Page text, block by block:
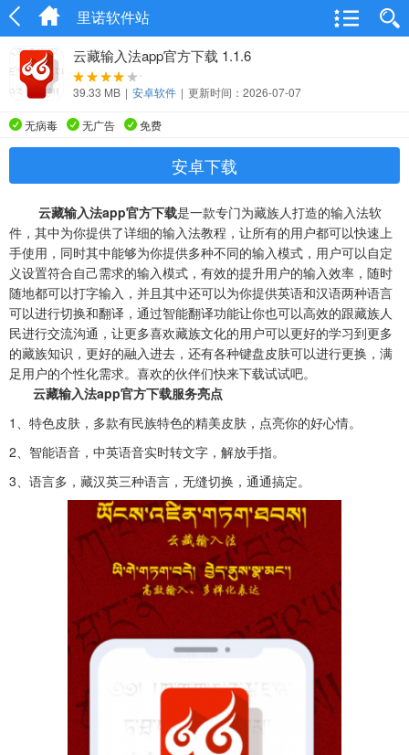
里诺软件站
云藏输入法app官方下载 1.1.6
39.33 MB | 安卓软件 | 更新时间：2026-07-07
无病毒 无广告 免费
安卓下载
云藏输入法app官方下载是一款专门为藏族人打造的输入法软
件，其中为你提供了详细的输入法教程，让所有的用户都可以快速上
手使用，同时其中能够为你提供多种不同的输入模式，用户可以自定
义设置符合自己需求的输入模式，有效的提升用户的输入效率，随时
随地都可以打字输入，并且其中还可以为你提供英语和汉语两种语言
可以进行切换和翻译，通过智能翻译功能让你也可以高效的跟藏族人
民进行交流沟通，让更多喜欢藏族文化的用户可以更好的学习到更多
的藏族知识，更好的融入进去，还有各种键盘皮肤可以进行更换，满
足用户的个性化需求。喜欢的伙伴们快来下载试试吧。
云藏输入法app官方下载服务亮点
1、特色皮肤，多款有民族特色的精美皮肤，点亮你的好心情。
2、智能语音，中英语音实时转文字，解放手指。
3、语言多，藏汉英三种语言，无缝切换，通通搞定。